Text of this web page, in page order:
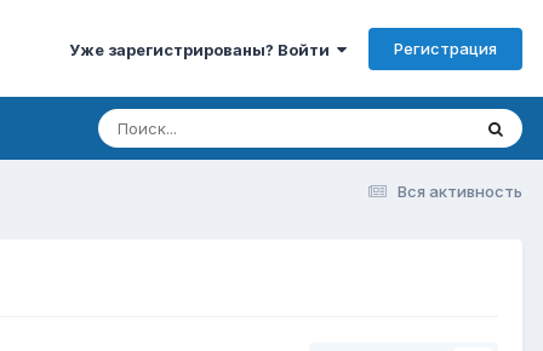
Уже зарегистрированы? Войти Регистрация
Вся активность